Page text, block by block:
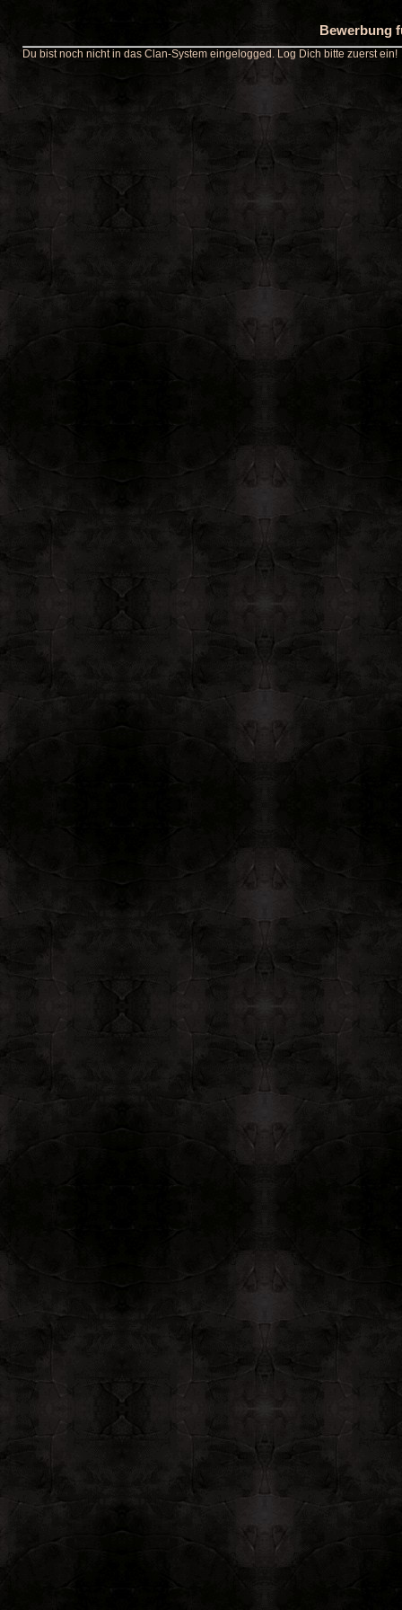
Bewerbung
Du bist noch nicht in das Clan-System eingelogged. Log Dich bitte zuerst ein!